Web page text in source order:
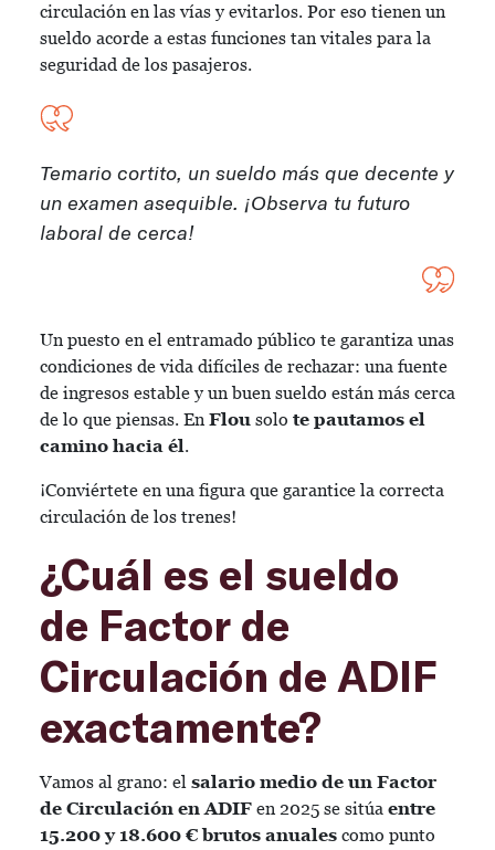
circulación en las vías y evitarlos. Por eso tienen un
sueldo acorde a estas funciones tan vitales para la
seguridad de los pasajeros.
Temario cortito, un sueldo más que decente y
un examen asequible. ¡Observa tu futuro
laboral de cerca!
Un puesto en el entramado público te garantiza unas
condiciones de vida difíciles de rechazar: una fuente
de ingresos estable y un buen sueldo están más cerca
de lo que piensas. En Flou solo te pautamos el
camino hacia él.
¡Conviértete en una figura que garantice la correcta
circulación de los trenes!
¿Cuál es el sueldo
de Factor de
Circulación de ADIF
exactamente?
Vamos al grano: el salario medio de un Factor
de Circulación en ADIF en 2025 se sitúa entre
15.200 y 18.600 € brutos anuales como punto